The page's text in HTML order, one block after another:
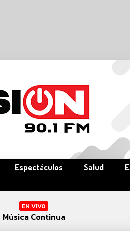
Espectáculos Salud
EN VIVO
Música Continua